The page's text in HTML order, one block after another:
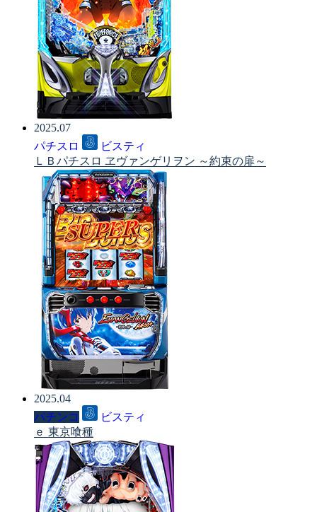
2025.07
パチスロ
ビスティ
ＬＢパチスロ ヱヴァンゲリヲン ～約束の扉～
2025.04
パチンコ
ビスティ
ｅ 東京喰種